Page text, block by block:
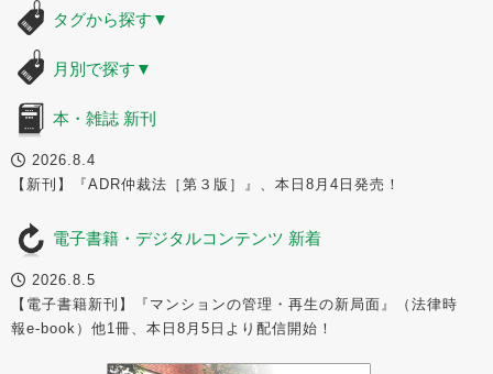
タグから探す ▼
月別で探す ▼
本・雑誌 新刊
2026.8.4
【新刊】『ADR仲裁法［第３版］』、本日8月4日発売！
電子書籍・デジタルコンテンツ 新着
2026.8.5
【電子書籍新刊】『マンションの管理・再生の新局面』（法律時
報e-book）他1冊、本日8月5日より配信開始！